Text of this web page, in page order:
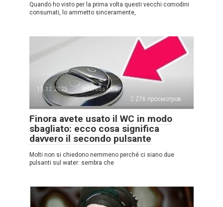
Quando ho visto per la prima volta questi vecchi comodini
consumati, lo ammetto sinceramente,
15.12.2025
Interessante
276 просмотров
Finora avete usato il WC in modo
sbagliato: ecco cosa significa
davvero il secondo pulsante
Molti non si chiedono nemmeno perché ci siano due
pulsanti sul water: sembra che